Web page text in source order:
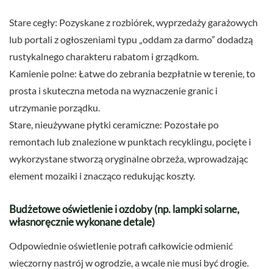
Stare cegły: Pozyskane z rozbiórek, wyprzedaży garażowych
lub portali z ogłoszeniami typu „oddam za darmo” dodadzą
rustykalnego charakteru rabatom i grządkom.
Kamienie polne: Łatwe do zebrania bezpłatnie w terenie, to
prosta i skuteczna metoda na wyznaczenie granic i
utrzymanie porządku.
Stare, nieużywane płytki ceramiczne: Pozostałe po
remontach lub znalezione w punktach recyklingu, pocięte i
wykorzystane stworzą oryginalne obrzeża, wprowadzając
element mozaiki i znacząco redukując koszty.
Budżetowe oświetlenie i ozdoby (np. lampki solarne,
własnoręcznie wykonane detale)
Odpowiednie oświetlenie potrafi całkowicie odmienić
wieczorny nastrój w ogrodzie, a wcale nie musi być drogie.